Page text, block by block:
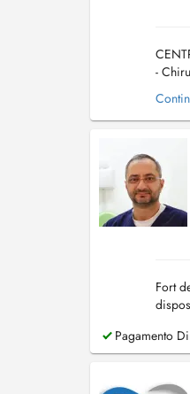
-
Fort
Pagamento